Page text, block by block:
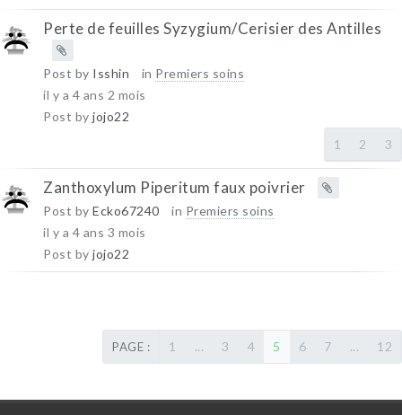
Perte de feuilles Syzygium/Cerisier des Antilles
Post by Isshin in Premiers soins
il y a 4 ans 2 mois
Post by jojo22
1
2 3
Zanthoxylum Piperitum faux poivrier
Post by Ecko67240 in Premiers soins
il y a 4 ans 3 mois
Post by jojo22
PAGE : 1 ... 3 4 5 6 7 ... 12